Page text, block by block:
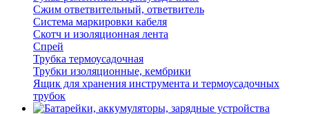
Сжим ответвительный, ответвитель
Система маркировки кабеля
Скотч и изоляционная лента
Спрей
Трубка термоусадочная
Трубки изоляционные, кембрики
Ящик для хранения инструмента и термоусадочных
трубок